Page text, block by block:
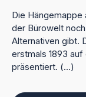
Die Hängemappe
der Bürowelt
Alternativen gibt.
erstmals 1893
präsentiert. (...)